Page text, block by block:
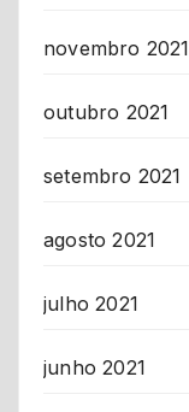
novembro 2021
outubro 2021
setembro 2021
agosto 2021
julho 2021
junho 2021